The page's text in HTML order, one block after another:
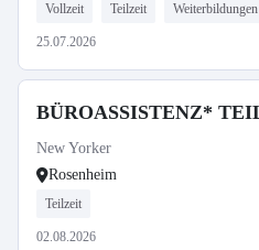
Vollzeit Teilzeit Weiterbildungen
25.07.2026
BÜROASSISTENZ*
New Yorker
Rosenheim
Teilzeit
02.08.2026